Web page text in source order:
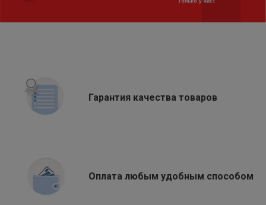
Гарантия качества товаров
Оплата любым удобным способом